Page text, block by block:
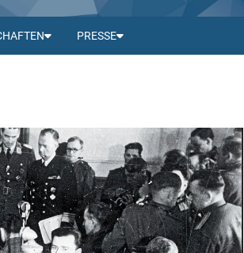
PRESSE